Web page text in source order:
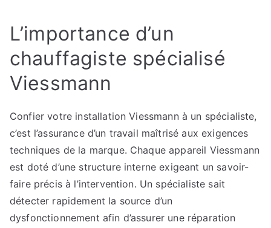
L’importance d’un
chauffagiste spécialisé
Viessmann
Confier votre installation Viessmann à un spécialiste,
c’est l’assurance d’un travail maîtrisé aux exigences
techniques de la marque. Chaque appareil Viessmann
est doté d’une structure interne exigeant un savoir-
faire précis à l’intervention. Un spécialiste sait
détecter rapidement la source d’un
dysfonctionnement afin d’assurer une réparation